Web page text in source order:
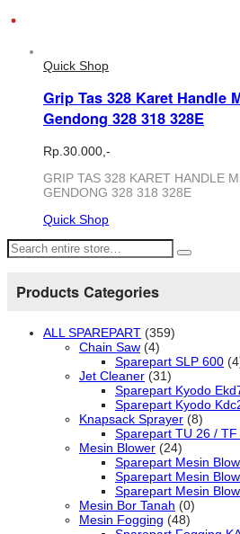
Quick Shop
Grip Tas 328 Karet Handle
Gendong 328 318 328E
Rp. 30.000,-
GRIP TAS 328 KARET HANDLE
GENDONG 328 318 328E
Quick Shop
Products Categories
ALL SPAREPART (359)
Chain Saw (4)
Sparepart SLP 600
Jet Cleaner (31)
Sparepart Kyodo
Sparepart Kyodo
Knapsack Sprayer (8)
Sparepart TU 26 /
Mesin Blower (24)
Sparepart Mesin
Sparepart Mesin
Sparepart Mesin
Mesin Bor Tanah (0)
Mesin Fogging (48)